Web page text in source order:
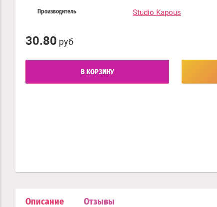
Производитель Studio Kapous
30.80 руб
В КОРЗИНУ
Описание Отзывы